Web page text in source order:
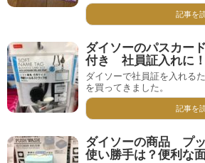
記事を
ダイソーのパスカー
付き 社員証入れに！
ダイソーで社員証を入れる
を買ってきました。
記事を
ダイソーの商品 プ
使い勝手は？便利な